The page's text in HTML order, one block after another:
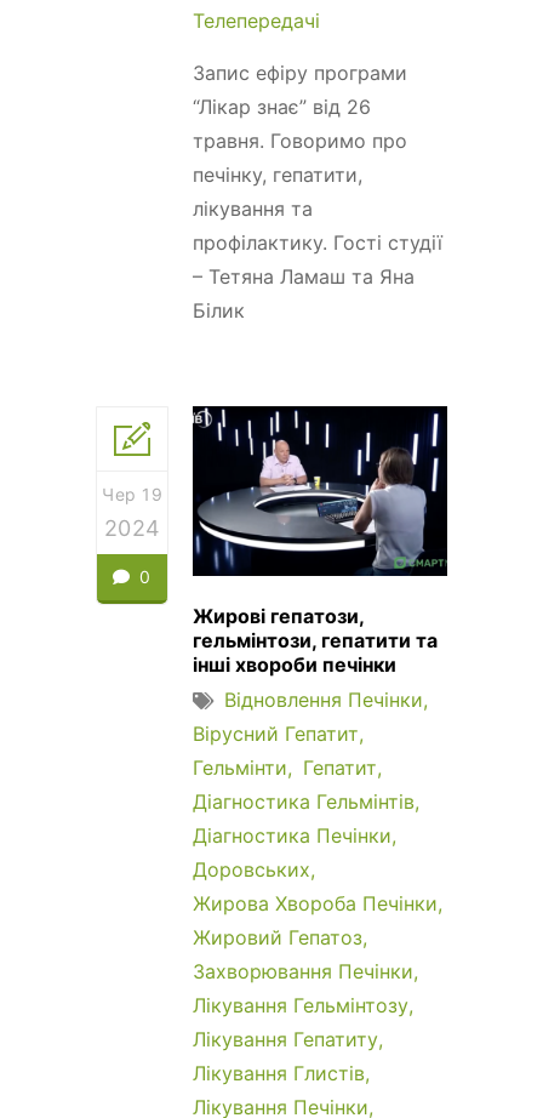
Телепередачі
Запис ефіру програми
“Лікар знає” від 26
травня. Говоримо про
печінку, гепатити,
лікування та
профілактику. Гості студії
– Тетяна Ламаш та Яна
Білик
Чер 19
2024
0
Жирові гепатози,
гельмінтози, гепатити та
інші хвороби печінки
Відновлення Печінки
Вірусний Гепатит
Гельмінти
Гепатит
Діагностика Гельмінтів
Діагностика Печінки
Доровських
Жирова Хвороба Печінки
Жировий Гепатоз
Захворювання Печінки
Лікування Гельмінтозу
Лікування Гепатиту
Лікування Глистів
Лікування Печінки